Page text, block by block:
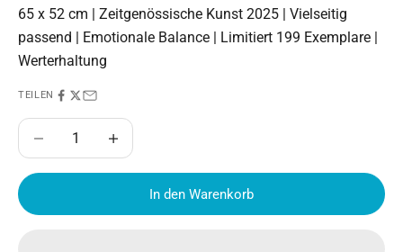
65 x 52 cm | Zeitgenössische Kunst 2025 | Vielseitig
passend | Emotionale Balance | Limitiert 199 Exemplare |
Werterhaltung
TEILEN
Anzahl verringernAnzahl erhöhen
In den Warenkorb